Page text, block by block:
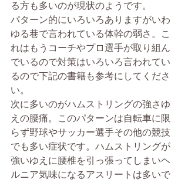
る方も多いのが現状のようです。
パターン的にいろいろありますがいわ
ゆる巷で言われている体幹の弱さ。こ
れはもうコーチやプロ選手が取り組ん
でいるので対策はいろいろ言われてい
るので下記の書籍も参考にしてくださ
い。
次に多いのがハムストリングの強さゆ
えの腰痛。このパターンは自転車に限
らず野球やサッカー選手その他の競技
でも多い症状です。ハムストリングが
強いゆえに腰椎を引っ張ってしまいヘ
ルニア気味になるアスリートは多いで